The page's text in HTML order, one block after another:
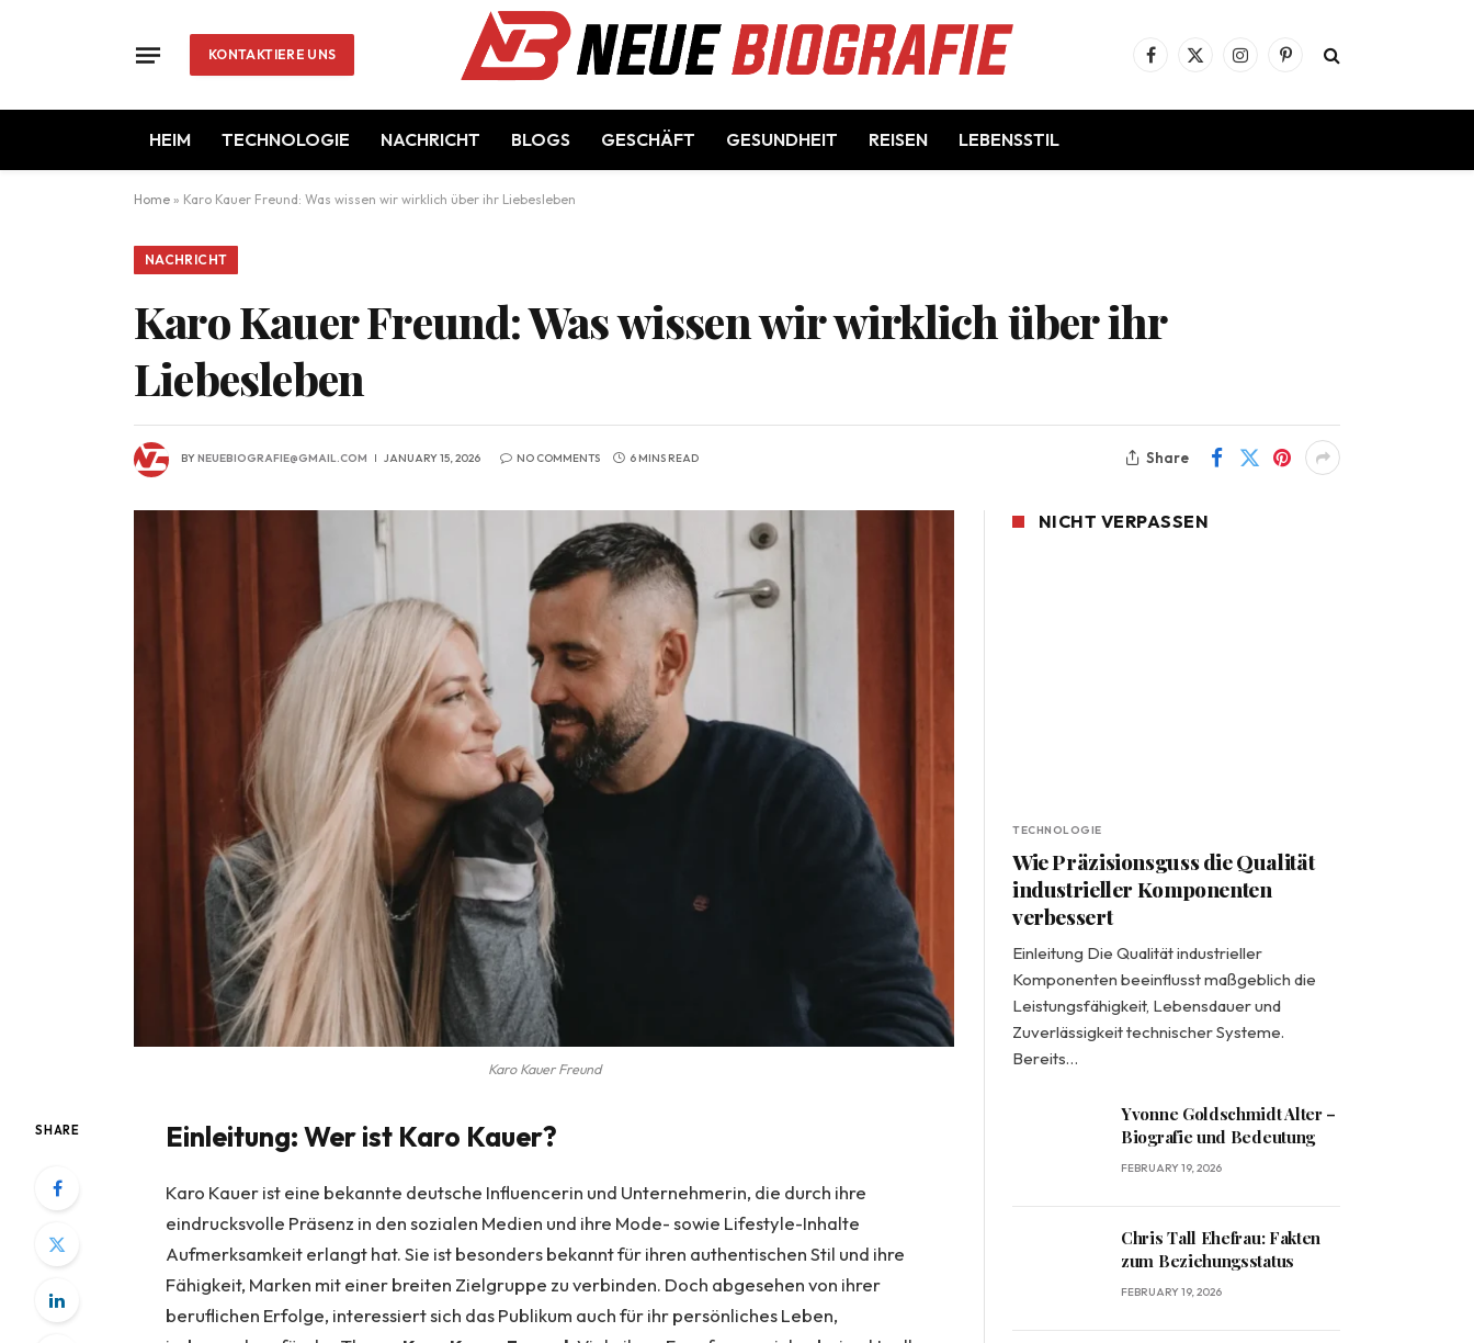
KONTAKTIERE UNS Facebook
X
InstagramPinterest
HEIM TECHNOLOGIE NACHRICHT BLOGS GESCHÄFT GESUNDHEIT REISEN LEBENSSTIL
Home » Karo Kauer Freund: Was wissen wir wirklich über ihr Liebesleben
NACHRICHT
Karo Kauer Freund: Was wissen wir wirklich über ihr
Liebesleben
BYNEUEBIOGRAFIE@GMAIL.COM JANUARY 15, 2026 NO COMMENTS 6 MINS READ Share
Karo Kauer Freund
SHARE Einleitung: Wer ist Karo Kauer?
Karo Kauer ist eine bekannte deutsche Influencerin und Unternehmerin, die durch ihre
eindrucksvolle Präsenz in den sozialen Medien und ihre Mode- sowie Lifestyle-Inhalte
Aufmerksamkeit erlangt hat. Sie ist besonders bekannt für ihren authentischen Stil und ihre
Fähigkeit, Marken mit einer breiten Zielgruppe zu verbinden. Doch abgesehen von ihrer
beruflichen Erfolge, interessiert sich das Publikum auch für ihr persönliches Leben,
NICHT VERPASSEN
TECHNOLOGIE
Wie Präzisionsguss die Qualität
industrieller Komponenten
verbessert
Einleitung Die Qualität industrieller
Komponenten beeinflusst maßgeblich die
Leistungsfähigkeit, Lebensdauer und
Zuverlässigkeit technischer Systeme.
Bereits…
Yvonne Goldschmidt Alter –
Biografie und Bedeutung
FEBRUARY 19, 2026
Chris Tall Ehefrau: Fakten
zum Beziehungsstatus
FEBRUARY 19, 2026